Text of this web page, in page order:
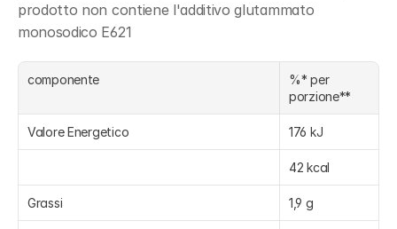
prodotto non contiene l'additivo glutammato
monosodico E621
componente
%* per
porzione**
Valore Energetico 176 kJ
42 kcal
Grassi 1,9 g